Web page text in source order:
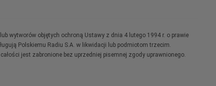
wytworów objętych ochroną Ustawy z dnia 4 lutego 1994 r. o prawie
Polskiemu Radiu S.A. w likwidacji lub podmiotom trzecim.
jest zabronione bez uprzedniej pisemnej zgody uprawnionego.